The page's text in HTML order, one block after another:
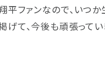
平ファンなので、いつ
げて、今後も頑張って